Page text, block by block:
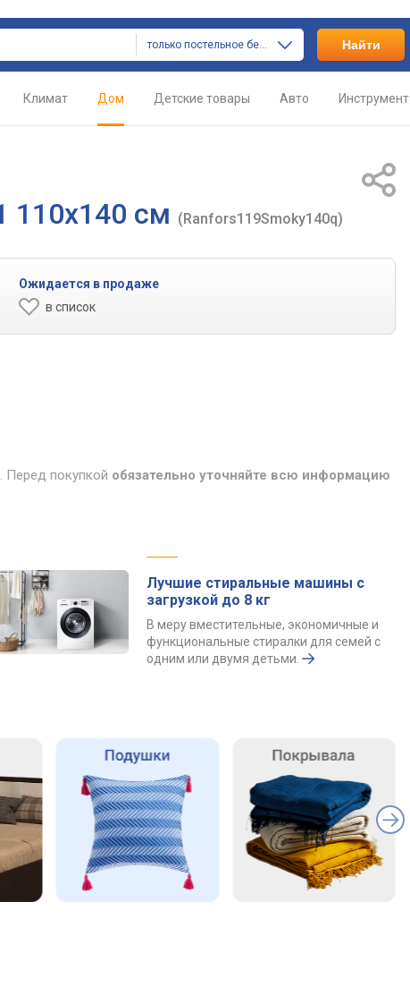
только постельное белье Найти
Климат Дом Детские товары Авто Инструмент
110х140 см (Ranfors119Smoky140q)
Ожидается в продаже
в список
Перед покупкой обязательно уточняйте всю информацию
Лучшие стиральные машины с
загрузкой до 8 кг
В меру вместительные, экономичные и
функциональные стиралки для семей с
одним или двумя детьми.